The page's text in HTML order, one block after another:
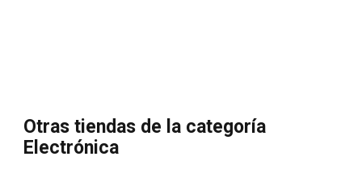
Otras tiendas de la categoría
Electrónica